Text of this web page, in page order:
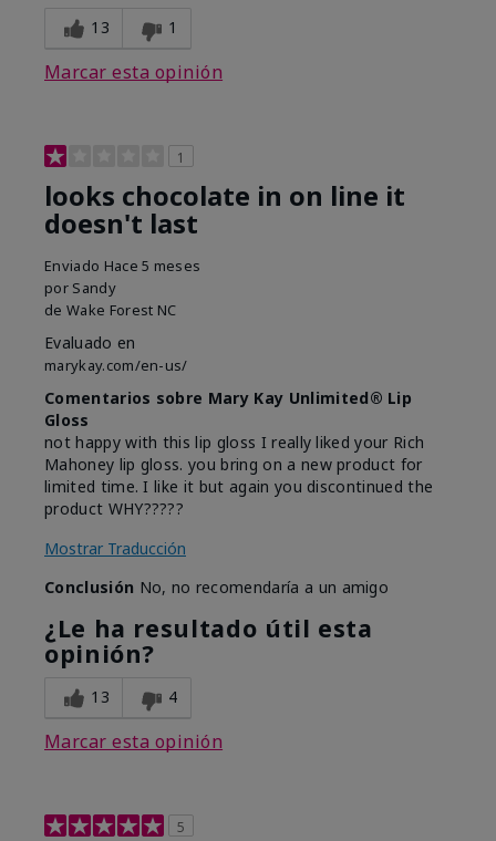
13 1
Marcar esta opinión
1
looks chocolate in on line it
doesn't last
Enviado Hace 5 meses
por Sandy
de Wake Forest NC
Evaluado en
marykay.com/en-us/
Comentarios sobre Mary Kay Unlimited® Lip
Gloss
not happy with this lip gloss I really liked your Rich
Mahoney lip gloss. you bring on a new product for
limited time. I like it but again you discontinued the
product WHY?????
Mostrar Traducción
Conclusión No, no recomendaría a un amigo
¿Le ha resultado útil esta
opinión?
13 4
Marcar esta opinión
5